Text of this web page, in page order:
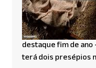
destaque fim de ano
terá dois presépios